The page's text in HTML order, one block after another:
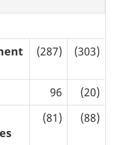
(287) (303)
96
(20)
(81) (88)